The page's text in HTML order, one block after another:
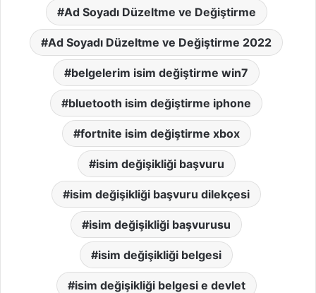
Ad Soyadı Düzeltme ve Değiştirme
Ad Soyadı Düzeltme ve Değiştirme 2022
belgelerim isim değiştirme win7
bluetooth isim değiştirme iphone
fortnite isim değiştirme xbox
isim değişikliği başvuru
isim değişikliği başvuru dilekçesi
isim değişikliği başvurusu
isim değişikliği belgesi
isim değişikliği belgesi e devlet